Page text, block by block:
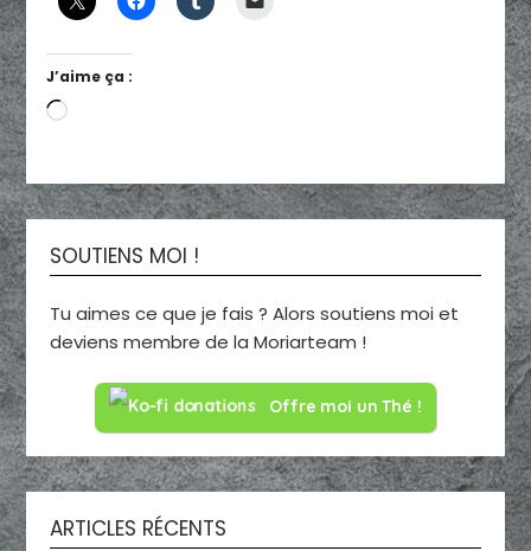
J’aime ça :
Chargement…
SOUTIENS MOI !
Tu aimes ce que je fais ? Alors soutiens moi et
deviens membre de la Moriarteam !
Offre moi un Thé !
ARTICLES RÉCENTS